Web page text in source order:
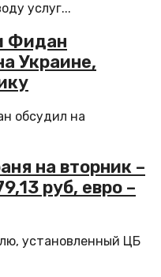
услуг...
Фидан
Украине,
обсудил на
на вторник –
руб, евро –
установленный ЦБ